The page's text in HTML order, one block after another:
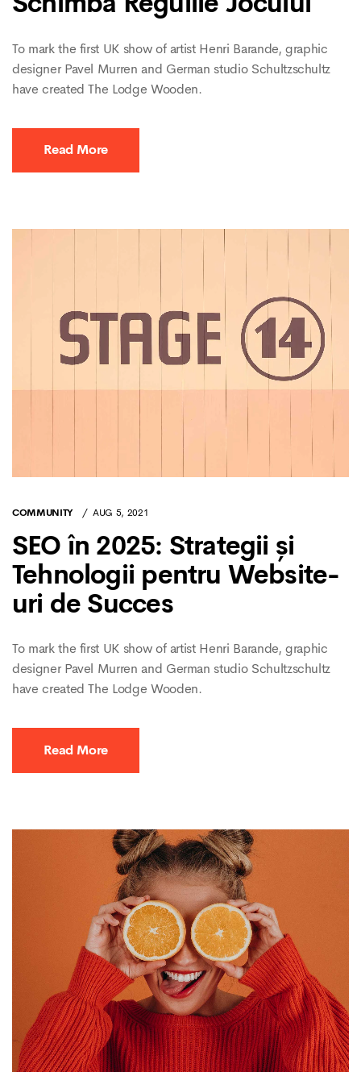
To mark the first UK show of artist Henri Barande, graphic
designer Pavel Murren and German studio Schultzschultz
have created The Lodge Wooden.
Read More
COMMUNITY AUG 5, 2021
SEO în 2025: Strategii și
Tehnologii pentru Website-
uri de Succes
To mark the first UK show of artist Henri Barande, graphic
designer Pavel Murren and German studio Schultzschultz
have created The Lodge Wooden.
Read More